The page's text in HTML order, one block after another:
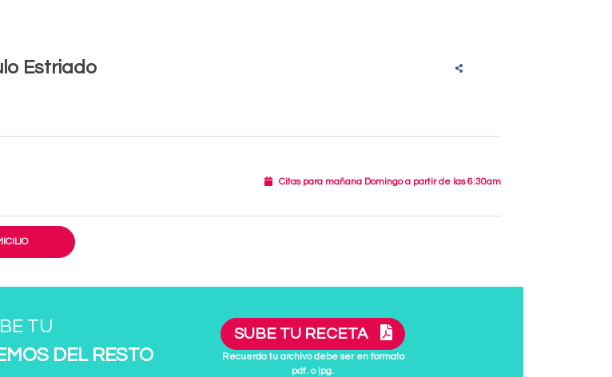
Estriado
Citas para mañana Domingo a partir de las 6:30am
TU
DEL RESTO
SUBE TU RECETA
Recuerda tu archivo debe ser en formato
pdf. o jpg.